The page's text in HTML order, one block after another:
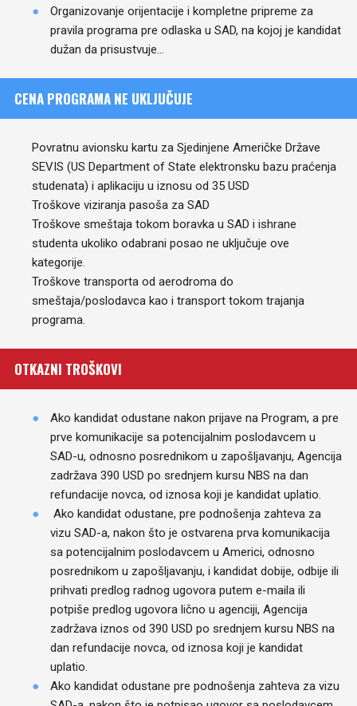
Organizovanje orijentacije i kompletne pripreme za
pravila programa pre odlaska u SAD, na kojoj je kandidat
dužan da prisustvuje…
CENA PROGRAMA NE UKLJUČUJE
Povratnu avionsku kartu za Sjedinjene Američke Države
SEVIS (US Department of State elektronsku bazu praćenja
studenata) i aplikaciju u iznosu od 35 USD
Troškove viziranja pasoša za SAD
Troškove smeštaja tokom boravka u SAD i ishrane
studenta ukoliko odabrani posao ne uključuje ove
kategorije.
Troškove transporta od aerodroma do
smeštaja/poslodavca kao i transport tokom trajanja
programa.
OTKAZNI TROŠKOVI
Ako kandidat odustane nakon prijave na Program, a pre
prve komunikacije sa potencijalnim poslodavcem u
SAD-u, odnosno posrednikom u zapošljavanju, Agencija
zadržava 390 USD po srednjem kursu NBS na dan
refundacije novca, od iznosa koji je kandidat uplatio.
Ako kandidat odustane, pre podnošenja zahteva za
vizu SAD-a, nakon što je ostvarena prva komunikacija
sa potencijalnim poslodavcem u Americi, odnosno
posrednikom u zapošljavanju, i kandidat dobije, odbije ili
prihvati predlog radnog ugovora putem e-maila ili
potpiše predlog ugovora lično u agenciji, Agencija
zadržava iznos od 390 USD po srednjem kursu NBS na
dan refundacije novca, od iznosa koji je kandidat
uplatio.
Ako kandidat odustane pre podnošenja zahteva za vizu